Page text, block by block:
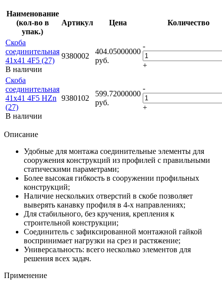
Наименование
(кол-во в
упак.)
Артикул Цена Количество
Скоба
соединительная
41х41 4F5 (27)
В наличии
9380002
404.05000000
руб.
-
+
Скоба
соединительная
41х41 4F5 HZn
(27)
В наличии
9380102
599.72000000
руб.
-
+
Описание
Удобные для монтажа соединительные элементы для
сооружения конструкций из профилей с правильными
статическими параметрами;
Более высокая гибкость в сооружении профильных
конструкций;
Наличие нескольких отверстий в скобе позволяет
выверять канавку профиля в 4-х направлениях;
Для стабильного, без кручения, крепления к
строительной конструкции;
Соединитель с зафиксированной монтажной гайкой
воспринимает нагрузки на срез и растяжение;
Универсальность: всего несколько элементов для
решения всех задач.
Применение